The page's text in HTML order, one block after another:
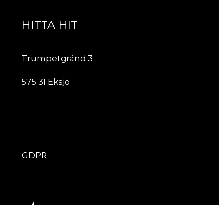
HITTA HIT
Trumpetgränd 3
575 31 Eksjö
GDPR